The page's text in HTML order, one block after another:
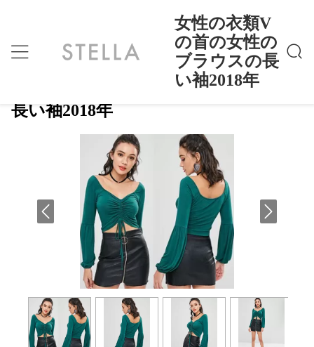
女性の衣類V
の首の女性の
ブラウスの長
い袖2018年
ホーム Products >
女性の衣類Vの首の女性のブラウスの長い袖201
女性の衣類Vの首の女性のブラウスの
長い袖2018年